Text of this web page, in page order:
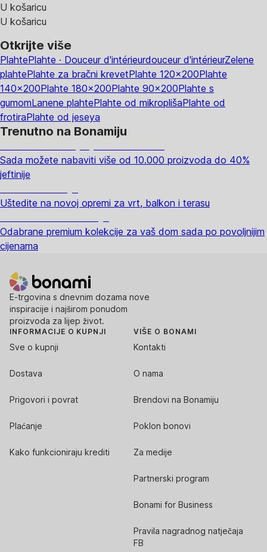
U košaricu
U košaricu
Otkrijte više
PlahtePlahte · Douceur d'intérieurdouceur d'intérieurZelene
plahtePlahte za bračni krevetPlahte 120x200Plahte
140x200Plahte 180x200Plahte 90x200Plahte s
gumomLanene plahtePlahte od mikroplišaPlahte od
frotiraPlahte od jeseya
Trenutno na Bonamiju
Sada možete nabaviti više od 10.000 proizvoda do 40%
jeftinije
Uštedite na novoj opremi za vrt, balkon i terasu
Odabrane premium kolekcije za vaš dom sada po povoljnijim
cijenama
E-trgovina s dnevnim dozama nove
inspiracije i najširom ponudom
proizvoda za lijep život.
INFORMACIJE O KUPNJI
Sve o kupnji
Dostava
Prigovori i povrat
Plaćanje
Kako funkcioniraju krediti
VIŠE O BONAMI
Kontakti
O nama
Brendovi na Bonamiju
Poklon bonovi
Za medije
Partnerski program
Bonami for Business
Pravila nagradnog natječaja
FB